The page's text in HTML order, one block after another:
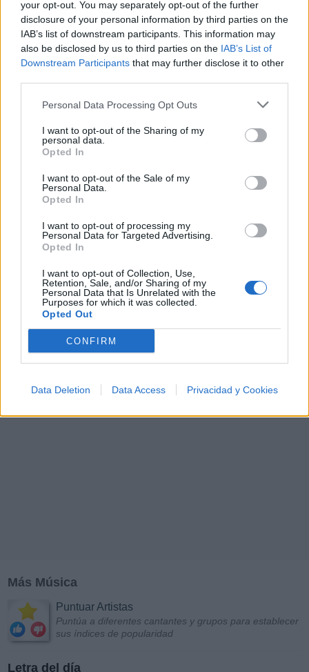
your opt-out. You may separately opt-out of the further
disclosure of your personal information by third parties on the
IAB’s list of downstream participants. This information may
also be disclosed by us to third parties on the IAB’s List of
Downstream Participants that may further disclose it to other
Personal Data Processing Opt Outs
I want to opt-out of the Sharing of my
personal data.
Opted In
I want to opt-out of the Sale of my
Personal Data.
Opted In
I want to opt-out of processing my
Personal Data for Targeted Advertising.
Opted In
I want to opt-out of Collection, Use,
Retention, Sale, and/or Sharing of my
Personal Data that Is Unrelated with the
Purposes for which it was collected.
Opted Out
CONFIRM
Data Deletion Data Access Privacidad y Cookies
Añadir un comentario ...
Psicodelia y Space Rock 🎸✨
🌌🚀 Viaje intergaláctico: la mejor selección de
psicodelia, space rock y atmósferas cósmicas para
al firmamento y siente la gravedad cero. 💾 ¡Guarda
esta colección para tu próxima noche estrellada!
✨⭐
Letras Top Artistas
B C D E F G H
N O P Q R S T U W
Más Música
Puntuar Artistas
Puntúa a diferentes cantantes y grupos para establecer
sus índices de popularidad
Letra del día